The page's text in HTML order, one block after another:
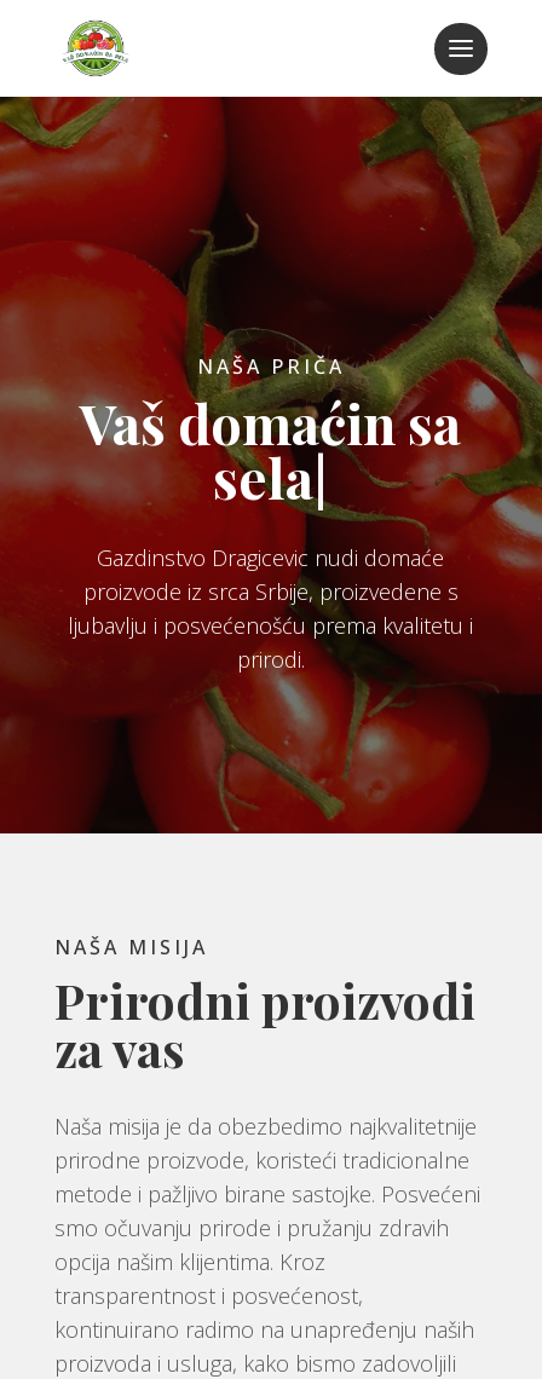
NAŠA PRIČA
Vaš domaćin sa
sela|
Gazdinstvo Dragicevic nudi domaće
proizvode iz srca Srbije, proizvedene s
ljubavlju i posvećenošću prema kvalitetu i
prirodi.
NAŠA MISIJA
Prirodni proizvodi
za vas
Naša misija je da obezbedimo najkvalitetnije
prirodne proizvode, koristeći tradicionalne
metode i pažljivo birane sastojke. Posvećeni
smo očuvanju prirode i pružanju zdravih
opcija našim klijentima. Kroz
transparentnost i posvećenost,
kontinuirano radimo na unapređenju naših
proizvoda i usluga, kako bismo zadovoljili